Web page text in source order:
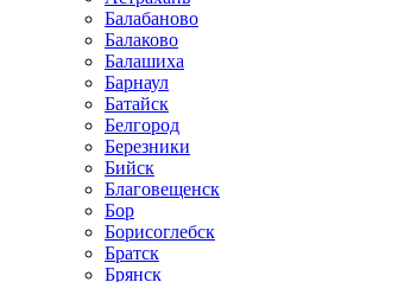
Балабаново
Балаково
Балашиха
Барнаул
Батайск
Белгород
Березники
Бийск
Благовещенск
Бор
Борисоглебск
Братск
Брянск